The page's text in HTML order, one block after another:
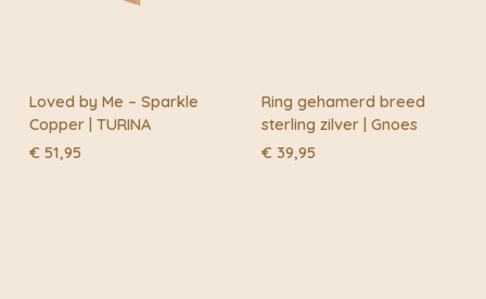
Loved by Me – Sparkle
Copper | TURINA
€ 51,95
Ring gehamerd breed
sterling zilver | Gnoes
€ 39,95